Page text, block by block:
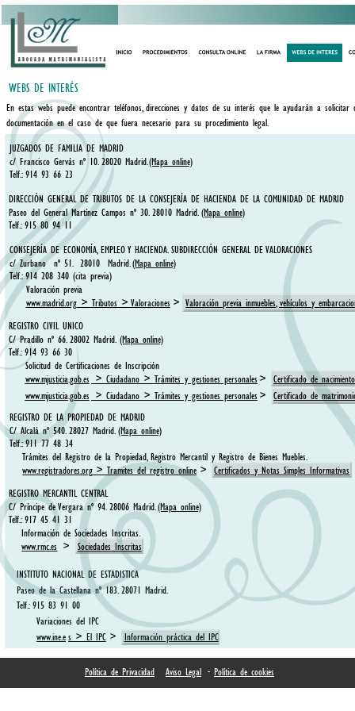
WEBS DE INTERÉS
INSTITUTO NACIONAL DE ESTADISTICA
Paseo de la Castellana nº 183. 28071 Madrid.
Telf.: 915 83 91 00
Variaciones del IPC
www.ine.es > El IPC > Información práctica del IPC
En estas webs puede encontrar teléfonos, direcciones y datos de su interés que le ayudarán a
documentación en el caso de que fuera necesario para su procedimiento legal.
JUZGADOS DE FAMILIA DE MADRID
c/ Francisco Gervás nº 10. 28020 Madrid. (Mapa online)
Telf.: 914 93 66 23
DIRECCIÓN GENERAL DE TRIBUTOS DE LA CONSEJERÍA DE HACIENDA DE LA COMUNIDAD DE MADRID
Paseo del General Martínez Campos nº 30. 28010 Madrid. (Mapa online)
Telf.: 915 80 94 11
CONSEJERÍA DE ECONOMÍA, EMPLEO Y HACIENDA. SUBDIRECCIÓN GENERAL DE VALORACIONES
c/ Zurbano  nº 51.  28010  Madrid. (Mapa online)
Telf.: 914 208 340 (cita previa)
Valoración previa
www.madrid.org > Tributos > Valoraciones > Valoración previa inmuebles, vehículos y
REGISTRO CIVIL UNICO
C/ Pradillo nº 66. 28002 Madrid. (Mapa online)
Telf.: 914 93 66 30
Solicitud de Certificaciones de Inscripción
www.mjusticia.gob.es > Ciudadano > Trámites y gestiones personales > Certificado de nacimiento
www.mjusticia.gob.es > Ciudadano > Trámites y gestiones personales > Certificado de
REGISTRO DE LA PROPIEDAD DE MADRID
C/ Alcalá nº 540. 28027 Madrid. (Mapa online)
Telf.: 911 77 48 34
Trámites del Registro de la Propiedad, Registro Mercantil y Registro de Bienes Muebles.
www.registradores.org > Tramites del registro online > Certificados y Notas Simples Informativas
REGISTRO MERCANTIL CENTRAL
C/ Príncipe de Vergara nº 94. 28006 Madrid. (Mapa online)
Telf.: 917 45 41 31
Información de Sociedades Inscritas.
www.rmc.es > Sociedades Inscritas
Política de Privacidad Aviso Legal Política de cookies
-